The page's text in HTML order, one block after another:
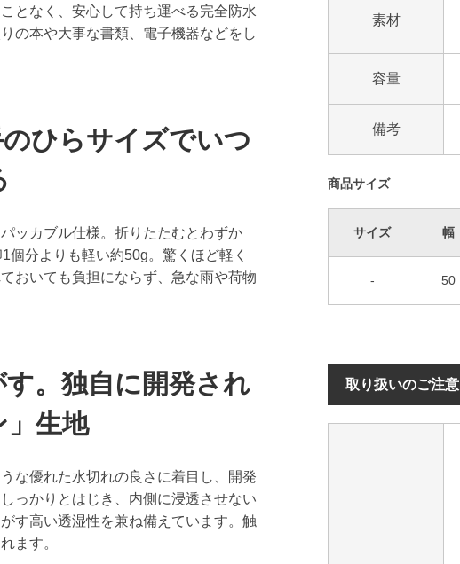
となく、安心して持ち運べる完全防水
の本や大事な書類、電子機器などをし
ひらサイズでいつ
ッカブル仕様。折りたたむとわずか
個分よりも軽い約50g。驚くほど軽く
おいても負担にならず、急な雨や荷物
。独自に開発され
」生地
な優れた水切れの良さに着目し、開発
っかりとはじき、内側に浸透させない
す高い透湿性を兼ね備えています。触
ます。
素材
容量
備考
商品サイズ
サイズ 幅
- 50
取り扱いのご注意